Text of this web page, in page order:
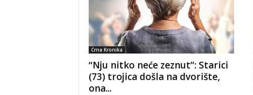
Crna Kronika
“Nju nitko neće zeznut”: Starici
(73) trojica došla na dvorište,
ona...